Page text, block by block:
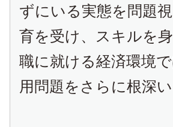
ずにいる実態を問題
育を受け、スキルを
職に就ける経済環境
用問題をさらに根深